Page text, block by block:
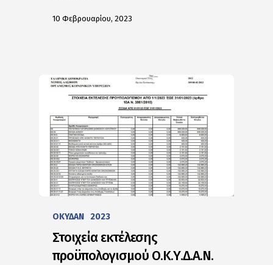
10 Φεβρουαρίου, 2023
ΟΚΥΔΑΝ 2023
Στοιχεία εκτέλεσης
προϋπολογισμού Ο.Κ.Υ.Δ.Α.Ν.